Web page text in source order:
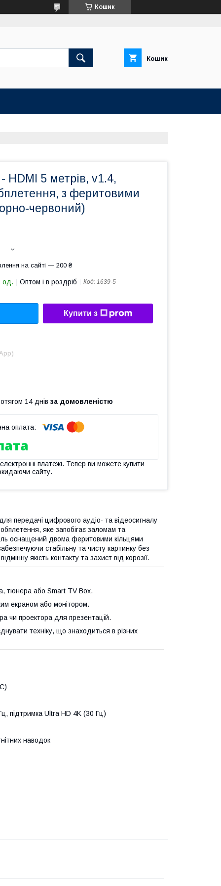
Кошик
Кошик
HDMI 5 метрів, v1.4,
з феритовими
червоний)
на сайті — 200 ₴
од. Оптом і в роздріб Код: 1639-5
Купити з
14 днів за домовленістю
платежі. Тепер ви можете купити
сайту.
передачі цифрового аудіо- та відеосигналу
яке запобігає заломам та
оснащений двома феритовими кільцями
стабільну та чисту картинку без
якість контакту та захист від корозії.
тюнера або Smart TV Box.
екраном або монітором.
чи проектора для презентацій.
техніку, що знаходиться в різних
підтримка Ultra HD 4K (30 Гц)
наводок